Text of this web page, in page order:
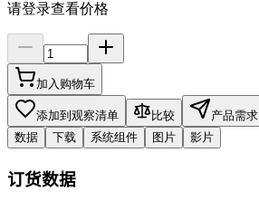
请登录查看价格
加入购物车
添加到观察清单 比较 产品需求
数据
下载 系统组件 图片 影片
订货数据